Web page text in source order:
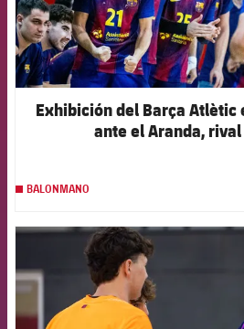
Exhibición del Barça Atlètic
ante el Aranda,
BALONMANO
FCB